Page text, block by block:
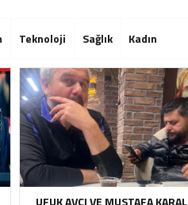
Not Alıyor
Teknoloji Sağlık Kadın
UFUK AVCI VE MUSTAFA KARAL